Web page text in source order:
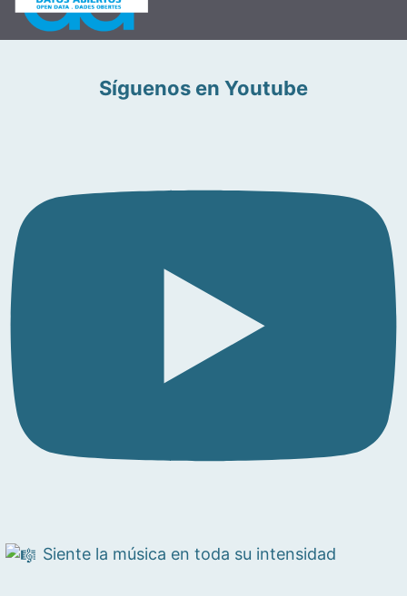
Síguenos en Youtube
Siente la música en toda su intensidad